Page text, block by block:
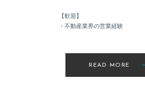
【歓迎】
・不動産業界の営業経験
READ MORE